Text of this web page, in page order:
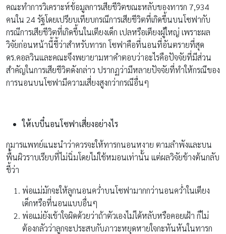
คณะทำการวิเคราะห์ข้อมูลการเสียชีวิตขณะหลับของทารก 7,934
คนใน 24 รัฐโดยเปรียบเทียบกรณีการเสียชีวิตที่เกิดขึ้นบนโซฟากับ
กรณีการเสียชีวิตที่เกิดขึ้นในเตียงเด็ก เปลหรือเตียงผู้ใหญ่ เพราะผล
วิจัยก่อนหน้านี้ชี้ว่าสำหรับทารก โซฟาคือที่นอนที่อันตรายที่สุด
ดร.คอลวินและคณะจึงพยายามหาคำตอบว่าอะไรคือปัจจัยที่มีส่วน
สำคัญในการเสียชีวิตดังกล่าว ปรากฏว่ามีหลายปัจจัยที่ทำให้กรณีของ
การนอนบนโซฟามีความเสี่ยงสูงกว่ากรณีอื่นๆ
ให้เบบี๋นอนโซฟาเสี่ยงอย่างไร
กุมารแพทย์แนะนำว่าควรจะให้ทารกนอนหงาย ตามลำพังและบน
พื้นผิวราบเรียบที่ไม่นิ่มโดยไม่ใช้หมอนเท่านั้น แต่ผลวิจัยข้างต้นกลับ
ชี้ว่า
พ่อแม่มักจะให้ลูกนอนคว่ำบนโซฟามากกว่านอนคว่ำในเตียง
เด็กหรือที่นอนแบบอื่นๆ
พ่อแม่ยังเข้าใจผิดด้วยว่าถ้าตัวเองไม่ได้หลับหรือคอยเฝ้า ก็ไม่
ต้องกลัวว่าลูกจะประสบกับภาวะหยุดหายใจกะทันหันในทารก